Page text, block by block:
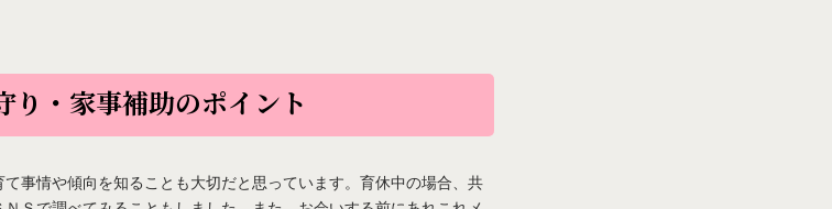
り・家事補助のポイント
事情や傾向を知ることも大切だと思っています。育休中の場合、共